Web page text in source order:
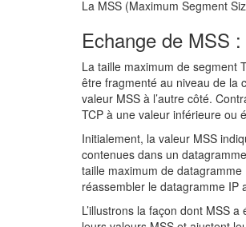
La MSS (Maximum Segment
Echange de MSS :
La taille maximum de segment
être fragmenté au niveau de la
valeur MSS à l’autre côté.
TCP à une valeur inférieure ou
Initialement, la valeur MSS
contenues dans un
taille maximum de datagramme
réassembler le datagramme IP
L’illustrons la façon dont MSS